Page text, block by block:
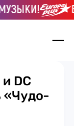
DC
«Чудо-